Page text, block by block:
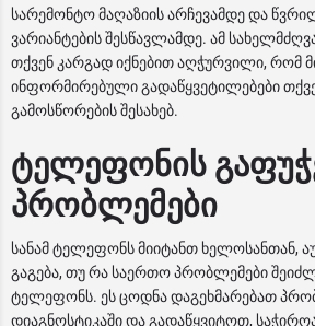
სარემონტო მაღაზიის არჩევამდე და
ვარიანტების შესწავლამდე. ამ
თქვენ კარგად იქნებით აღჭურვილი, რომ
ინფორმირებული გადაწყვეტილებები
გამოსწორების შესახებ.
ტელეფონის
პრობლემები
სანამ ტელეფონს მიიტანთ ხელოსანთან,
გაგება, თუ რა საერთო პრობლემები
ტელეფონს. ეს ცოდნა დაგეხმარებათ
დიაგნოსტიკაში და გადაწყვიტოთ,